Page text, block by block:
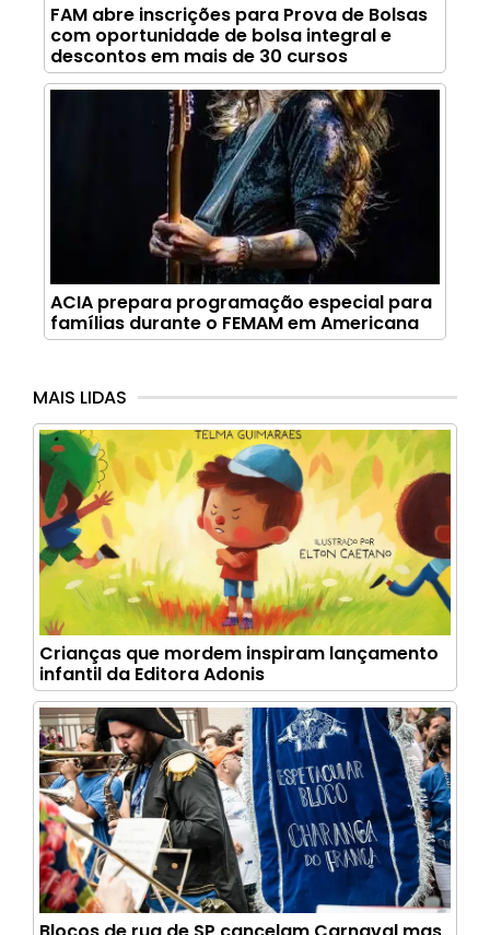
FAM abre inscrições para Prova de Bolsas
com oportunidade de bolsa integral e
descontos em mais de 30 cursos
ACIA prepara programação especial para
famílias durante o FEMAM em Americana
MAIS LIDAS
Crianças que mordem inspiram lançamento
infantil da Editora Adonis